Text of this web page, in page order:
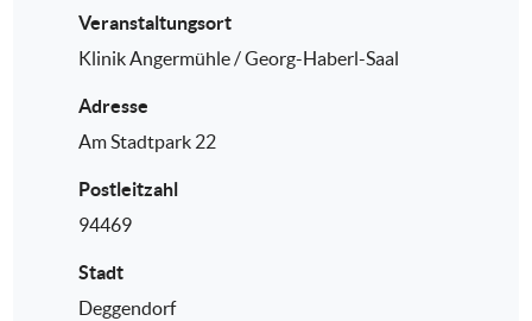
Veranstaltungsort
Klinik Angermühle / Georg-Haberl-Saal
Adresse
Am Stadtpark 22
Postleitzahl
94469
Stadt
Deggendorf